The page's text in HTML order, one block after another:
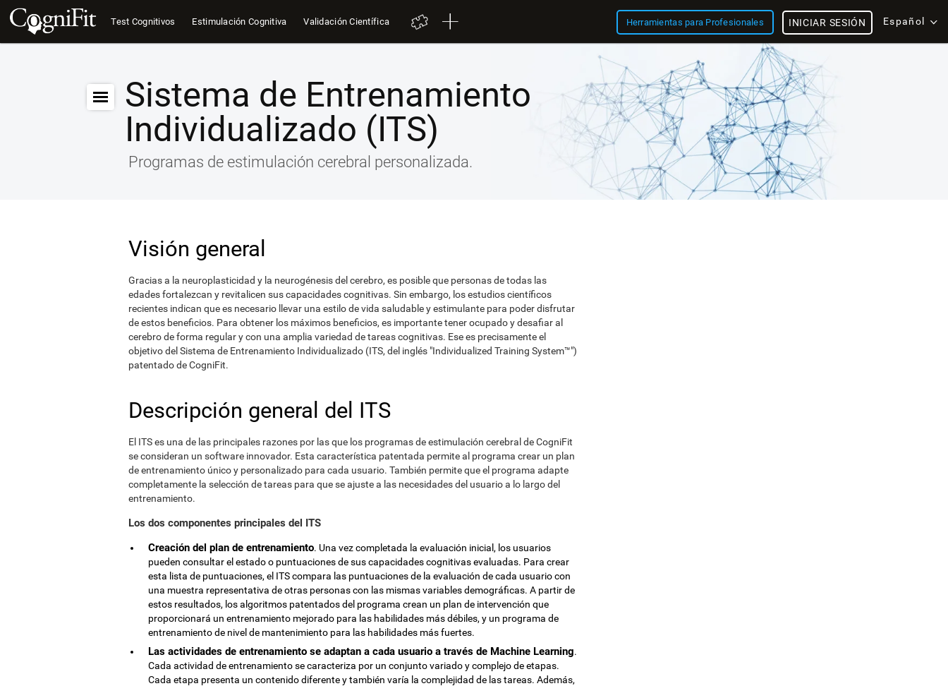
Test Cognitivos Estimulación Cognitiva Validación Científica Herramientas para Profesionales Español
INICIAR SESIÓN
Sistema de Entrenamiento
Individualizado (ITS)
Programas de estimulación cerebral personalizada.
Visión general
Gracias a la neuroplasticidad y la neurogénesis del cerebro, es posible que personas de todas las
edades fortalezcan y revitalicen sus capacidades cognitivas. Sin embargo, los estudios científicos
recientes indican que es necesario llevar una estilo de vida saludable y estimulante para poder disfrutar
de estos beneficios. Para obtener los máximos beneficios, es importante tener ocupado y desafiar al
cerebro de forma regular y con una amplia variedad de tareas cognitivas. Ese es precisamente el
objetivo del Sistema de Entrenamiento Individualizado (ITS, del inglés "Individualized Training System™")
patentado de CogniFit.
Descripción general del ITS
El ITS es una de las principales razones por las que los programas de estimulación cerebral de CogniFit
se consideran un software innovador. Esta característica patentada permite al programa crear un plan
de entrenamiento único y personalizado para cada usuario. También permite que el programa adapte
completamente la selección de tareas para que se ajuste a las necesidades del usuario a lo largo del
entrenamiento.
Los dos componentes principales del ITS
Creación del plan de entrenamiento. Una vez completada la evaluación inicial, los usuarios
pueden consultar el estado o puntuaciones de sus capacidades cognitivas evaluadas. Para crear
esta lista de puntuaciones, el ITS compara las puntuaciones de la evaluación de cada usuario con
una muestra representativa de otras personas con las mismas variables demográficas. A partir de
estos resultados, los algoritmos patentados del programa crean un plan de intervención que
proporcionará un entrenamiento mejorado para las habilidades más débiles, y un programa de
entrenamiento de nivel de mantenimiento para las habilidades más fuertes.
Las actividades de entrenamiento se adaptan a cada usuario a través de Machine Learning.
Cada actividad de entrenamiento se caracteriza por un conjunto variado y complejo de etapas.
Cada etapa presenta un contenido diferente y también varía la complejidad de las tareas. Además,